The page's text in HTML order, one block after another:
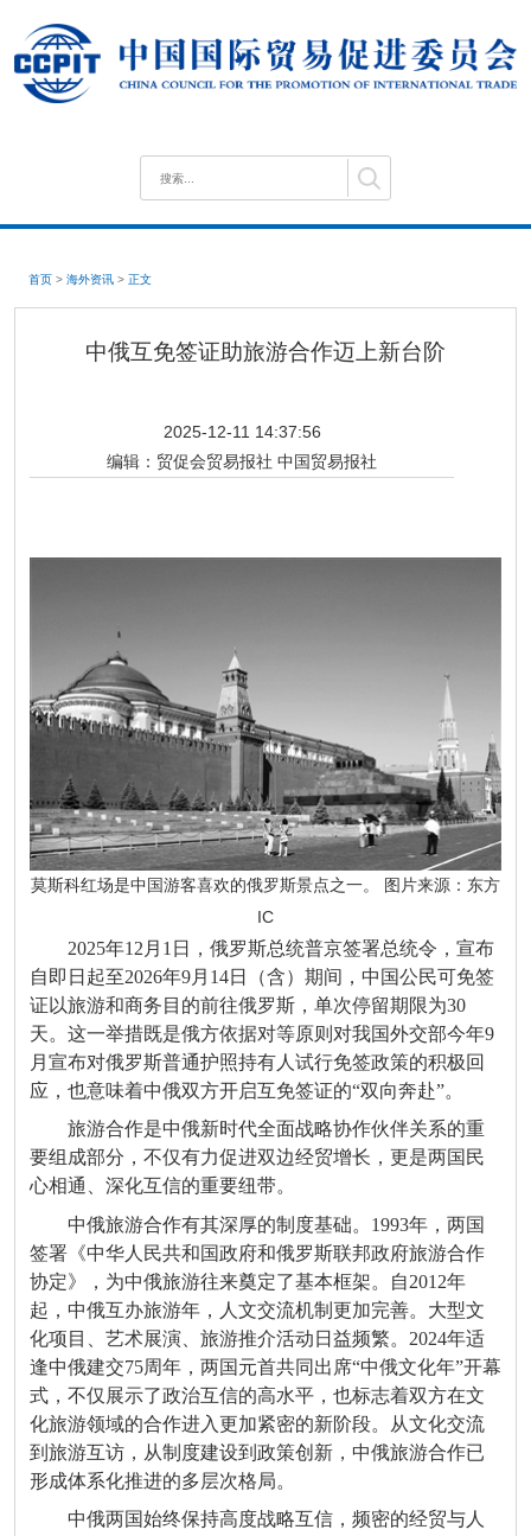
首页 > 海外资讯 > 正文
中俄互免签证助旅游合作迈上新台阶
2025-12-11 14:37:56
编辑： 贸促会贸易报社 中国贸易报社
莫斯科红场是中国游客喜欢的俄罗斯景点之一。 图片来源：东方
IC
2025年12月1日，俄罗斯总统普京签署总统令，宣布
自即日起至2026年9月14日（含）期间，中国公民可免签
证以旅游和商务目的前往俄罗斯，单次停留期限为30
天。这一举措既是俄方依据对等原则对我国外交部今年9
月宣布对俄罗斯普通护照持有人试行免签政策的积极回
应，也意味着中俄双方开启互免签证的“双向奔赴”。
旅游合作是中俄新时代全面战略协作伙伴关系的重
要组成部分，不仅有力促进双边经贸增长，更是两国民
心相通、深化互信的重要纽带。
中俄旅游合作有其深厚的制度基础。1993年，两国
签署《中华人民共和国政府和俄罗斯联邦政府旅游合作
协定》，为中俄旅游往来奠定了基本框架。自2012年
起，中俄互办旅游年，人文交流机制更加完善。大型文
化项目、艺术展演、旅游推介活动日益频繁。2024年适
逢中俄建交75周年，两国元首共同出席“中俄文化年”开幕
式，不仅展示了政治互信的高水平，也标志着双方在文
化旅游领域的合作进入更加紧密的新阶段。从文化交流
到旅游互访，从制度建设到政策创新，中俄旅游合作已
形成体系化推进的多层次格局。
中俄两国始终保持高度战略互信，频密的经贸与人